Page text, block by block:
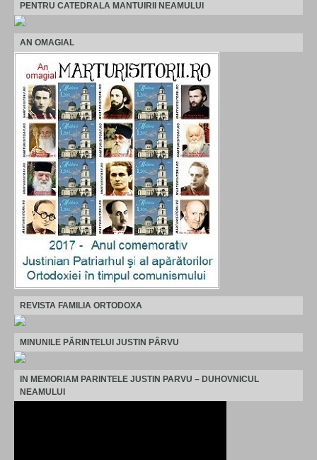
PENTRU CATEDRALA MANTUIRII NEAMULUI
AN OMAGIAL
REVISTA FAMILIA ORTODOXA
MINUNILE PĂRINTELUI JUSTIN PÂRVU
IN MEMORIAM PARINTELE JUSTIN PARVU – DUHOVNICUL
NEAMULUI